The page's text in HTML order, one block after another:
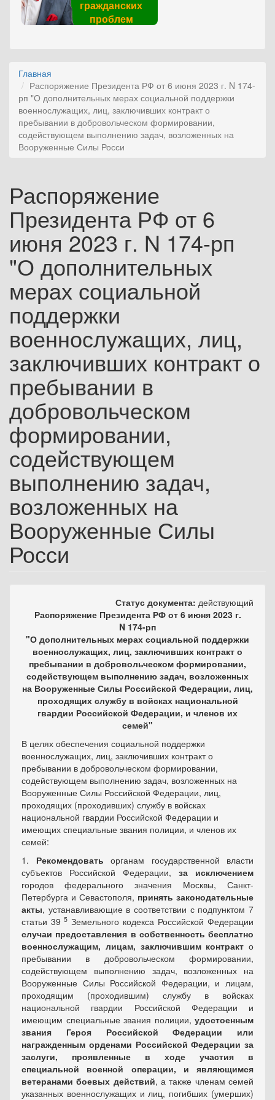
гражданских
проблем
Главная
Распоряжение Президента РФ от 6 июня 2023 г. N 174-
рп "О дополнительных мерах социальной поддержки
военнослужащих, лиц, заключивших контракт о
пребывании в добровольческом формировании,
содействующем выполнению задач, возложенных на
Вооруженные Силы Росси
Распоряжение
Президента РФ от 6
июня 2023 г. N 174-рп
"О дополнительных
мерах социальной
поддержки
военнослужащих, лиц,
заключивших контракт о
пребывании в
добровольческом
формировании,
содействующем
выполнению задач,
возложенных на
Вооруженные Силы
Росси
Статус документа: действующий
Распоряжение Президента РФ от 6 июня 2023 г.
N 174-рп
"О дополнительных мерах социальной поддержки
военнослужащих, лиц, заключивших контракт о
пребывании в добровольческом формировании,
содействующем выполнению задач, возложенных
на Вооруженные Силы Российской Федерации, лиц,
проходящих службу в войсках национальной
гвардии Российской Федерации, и членов их
семей"
В целях обеспечения социальной поддержки
военнослужащих, лиц, заключивших контракт о
пребывании в добровольческом формировании,
содействующем выполнению задач, возложенных на
Вооруженные Силы Российской Федерации, лиц,
проходящих (проходивших) службу в войсках
национальной гвардии Российской Федерации и
имеющих специальные звания полиции, и членов их
семей:
1. Рекомендовать органам государственной власти
субъектов Российской Федерации, за исключением
городов федерального значения Москвы, Санкт-
Петербурга и Севастополя, принять законодательные
акты, устанавливающие в соответствии с подпунктом 7
статьи 39 5 Земельного кодекса Российской Федерации
случаи предоставления в собственность бесплатно
военнослужащим, лицам, заключившим контракт о
пребывании в добровольческом формировании,
содействующем выполнению задач, возложенных на
Вооруженные Силы Российской Федерации, и лицам,
проходящим (проходившим) службу в войсках
национальной гвардии Российской Федерации и
имеющим специальные звания полиции, удостоенным
звания Героя Российской Федерации или
награжденным орденами Российской Федерации за
заслуги, проявленные в ходе участия в
специальной военной операции, и являющимся
ветеранами боевых действий, а также членам семей
указанных военнослужащих и лиц, погибших (умерших)